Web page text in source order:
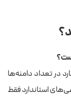
در تعداد دامنه‌ها
استاندارد فقط